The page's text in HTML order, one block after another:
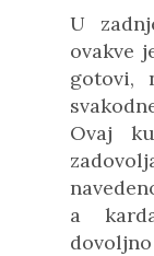
U
ovakve
gotovi,
Ovaj
a